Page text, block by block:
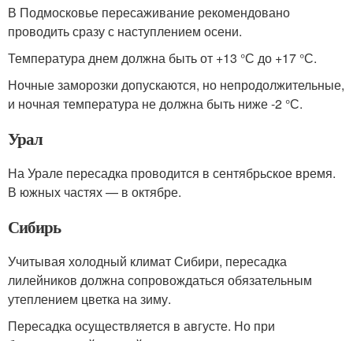
В Подмосковье пересаживание рекомендовано
проводить сразу с наступлением осени.
Температура днем должна быть от +13 °С до +17 °С.
Ночные заморозки допускаются, но непродолжительные,
и ночная температура не должна быть ниже -2 °С.
Урал
На Урале пересадка проводится в сентябрьское время.
В южных частях — в октябре.
Сибирь
Учитывая холодный климат Сибири, пересадка
лилейников должна сопровождаться обязательным
утеплением цветка на зиму.
Пересадка осуществляется в августе. Но при